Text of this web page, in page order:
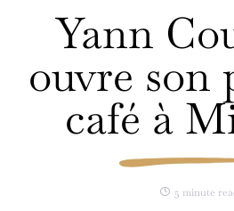
Yann
ouvre son
café à
5 minute